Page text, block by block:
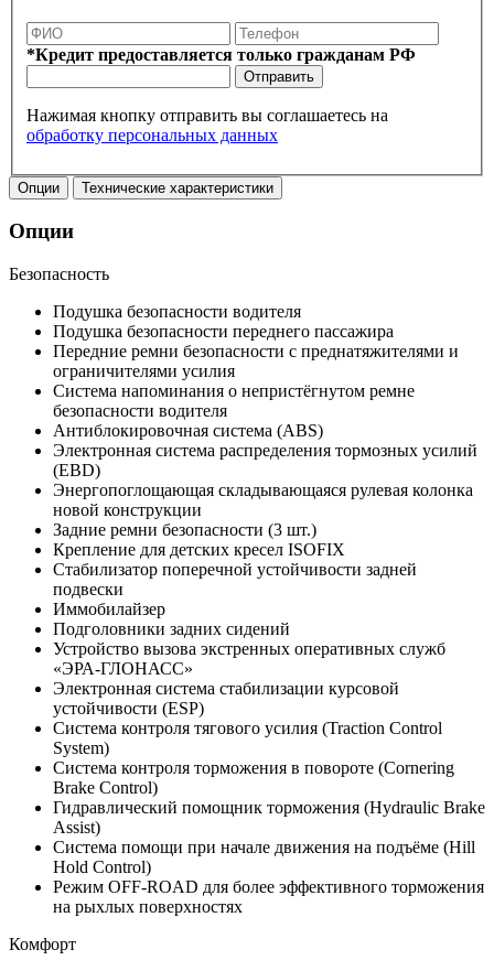
*Кредит предоставляется только гражданам РФ
Отправить
Нажимая кнопку отправить вы соглашаетесь на
обработку персональных данных
Опции Технические характеристики
Опции
Безопасность
Подушка безопасности водителя
Подушка безопасности переднего пассажира
Передние ремни безопасности с преднатяжителями и
ограничителями усилия
Система напоминания о непристёгнутом ремне
безопасности водителя
Антиблокировочная система (ABS)
Электронная система распределения тормозных усилий
(EBD)
Энергопоглощающая складывающаяся рулевая колонка
новой конструкции
Задние ремни безопасности (3 шт.)
Крепление для детских кресел ISOFIX
Стабилизатор поперечной устойчивости задней
подвески
Иммобилайзер
Подголовники задних сидений
Устройство вызова экстренных оперативных служб
«ЭРА-ГЛОНАСС»
Электронная система стабилизации курсовой
устойчивости (ESP)
Система контроля тягового усилия (Traction Control
System)
Система контроля торможения в повороте (Cornering
Brake Control)
Гидравлический помощник торможения (Hydraulic Brake
Assist)
Система помощи при начале движения на подъёме (Hill
Hold Control)
Режим OFF-ROAD для более эффективного торможения
на рыхлых поверхностях
Комфорт